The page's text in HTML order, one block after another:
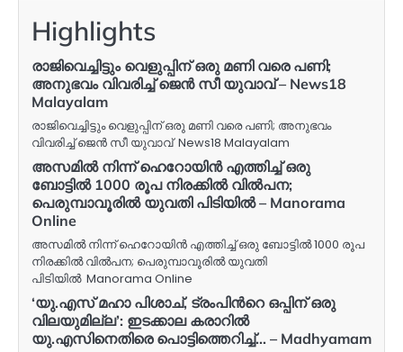
Highlights
രാജിവെച്ചിട്ടും വെളുപ്പിന് ഒരു മണി വരെ പണി;
അനുഭവം വിവരിച്ച് ജെൻ സീ യുവാവ് – News18
Malayalam
രാജിവെച്ചിട്ടും വെളുപ്പിന് ഒരു മണി വരെ പണി; അനുഭവം
വിവരിച്ച് ജെൻ സീ യുവാവ് News18 Malayalam
അസമിൽ നിന്ന് ഹെറോയിൻ എത്തിച്ച് ഒരു
ബോട്ടിൽ 1000 രൂപ നിരക്കിൽ വിൽപന;
പെരുമ്പാവൂരിൽ യുവതി പിടിയിൽ – Manorama
Online
അസമിൽ നിന്ന് ഹെറോയിൻ എത്തിച്ച് ഒരു ബോട്ടിൽ 1000 രൂപ
നിരക്കിൽ വിൽപന; പെരുമ്പാവൂരിൽ യുവതി
പിടിയിൽ Manorama Online
‘യു.എസ് മഹാ പിശാച്, ട്രംപിന്‍റെ ഒപ്പിന് ഒരു
വിലയുമില്ല’: ഇടക്കാല കരാറിൽ
യു.എസിനെതിരെ പൊട്ടിത്തെറിച്ച്… – Madhyamam